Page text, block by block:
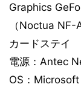
Graphics
（Noctua
カードステイ
電源：Antec
OS：